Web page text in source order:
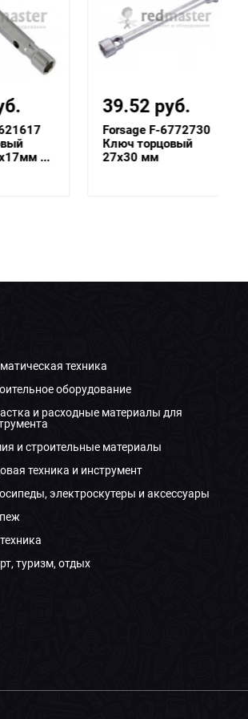
...
39.52 руб.
Forsage F-6772730
Ключ торцовый
27х30 мм
техника
оборудование
и расходные материалы для
и строительные материалы
техника и инструмент
электроскутеры и аксессуары
туризм, отдых